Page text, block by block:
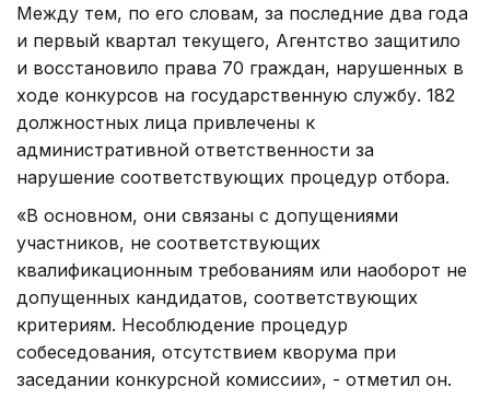
Между тем, по его словам, за последние два года
и первый квартал текущего, Агентство защитило
и восстановило права 70 граждан, нарушенных в
ходе конкурсов на государственную службу. 182
должностных лица привлечены к
административной ответственности за
нарушение соответствующих процедур отбора.
«В основном, они связаны с допущениями
участников, не соответствующих
квалификационным требованиям или наоборот не
допущенных кандидатов, соответствующих
критериям. Несоблюдение процедур
собеседования, отсутствием кворума при
заседании конкурсной комиссии», - отметил он.